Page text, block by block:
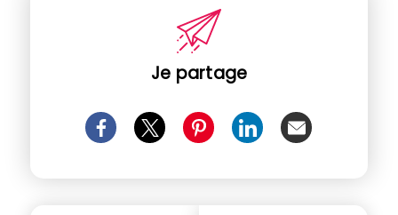
Je partage